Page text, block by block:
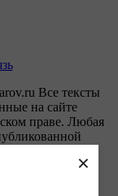
×
Все тексты
на сайте
праве. Любая